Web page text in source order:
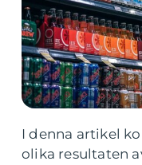
I denna artikel
olika resultaten